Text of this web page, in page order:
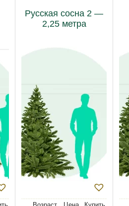
Русская сосна 2 —
2,25 метра